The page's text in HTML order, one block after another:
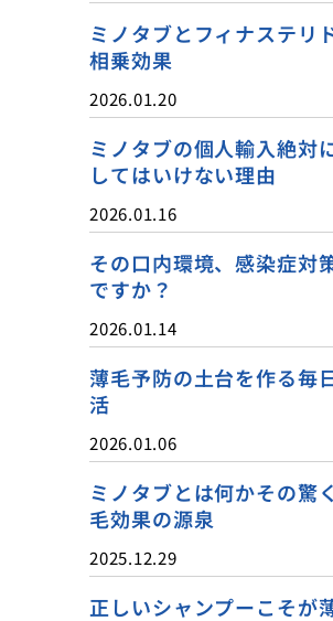
ミノタブとフィナステリ
相乗効果
2026.01.20
ミノタブの個人輸入絶対
してはいけない理由
2026.01.16
その口内環境、感染症対
ですか？
2026.01.14
薄毛予防の土台を作る毎
活
2026.01.06
ミノタブとは何かその驚
毛効果の源泉
2025.12.29
正しいシャンプーこそが